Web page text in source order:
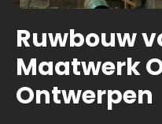
Ruwbouw
Maatwerk
Ontwerpen